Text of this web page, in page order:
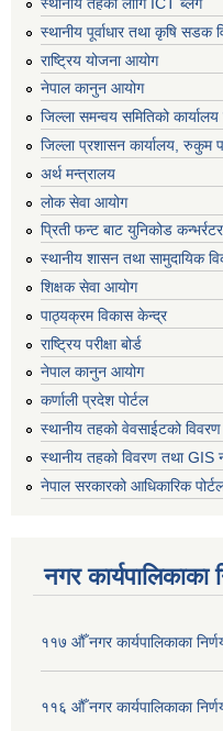
स्थानीय पूर्वाधार तथा कृषि सडक
राष्ट्रिय योजना आयोग
नेपाल कानुन आयोग
जिल्ला समन्वय समितिको
जिल्ला प्रशासन कार्यालय, रुकुम
अर्थ मन्त्रालय
लोक सेवा आयोग
प्रिती फन्ट बाट युनिकोड कन्भर्रटर
स्थानीय शासन तथा सामुदायिक
शिक्षक सेवा आयोग
पाठ्यक्रम विकास केन्द्र
राष्ट्रिय परीक्षा बोर्ड
नेपाल कानुन आयोग
कर्णाली प्रदेश पोर्टल
स्थानीय तहको वेवसाईटको विवरण
स्थानीय तहको विवरण तथा GIS
नेपाल सरकारको आधिकारिक
नगर कार्यपालिकाका
११७ औँ नगर कार्यपालिकाका
११६ औँ नगर कार्यपालिकाका